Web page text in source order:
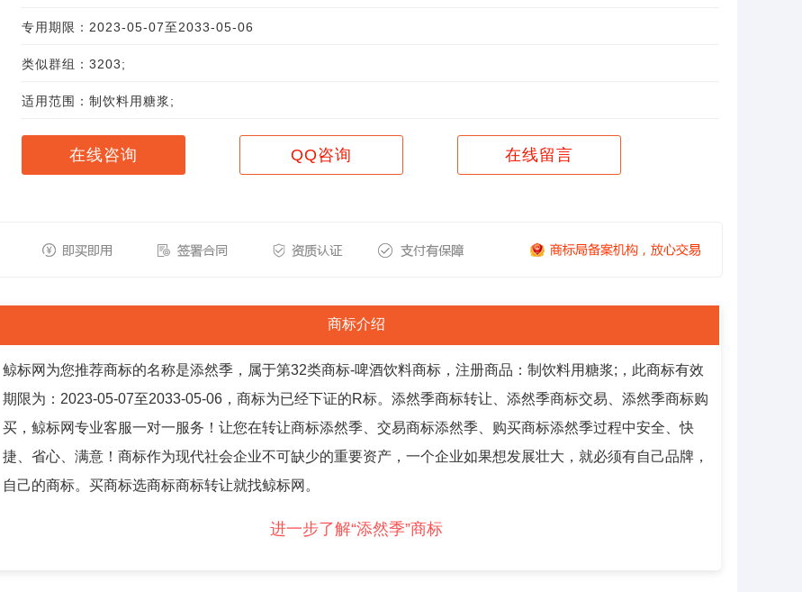
专用期限：2023-05-07至2033-05-06
类似群组：3203;
适用范围：制饮料用糖浆;
在线咨询 QQ咨询 在线留言
商标介绍
鲸标网为您推荐商标的名称是添然季，属于第32类商标-啤酒饮料商标，注册商品：制饮料用糖浆;，此商标有效
期限为：2023-05-07至2033-05-06，商标为已经下证的R标。添然季商标转让、添然季商标交易、添然季商标购
买，鲸标网专业客服一对一服务！让您在转让商标添然季、交易商标添然季、购买商标添然季过程中安全、快
捷、省心、满意！商标作为现代社会企业不可缺少的重要资产，一个企业如果想发展壮大，就必须有自己品牌，
自己的商标。买商标选商标商标转让就找鲸标网。
进一步了解“添然季”商标